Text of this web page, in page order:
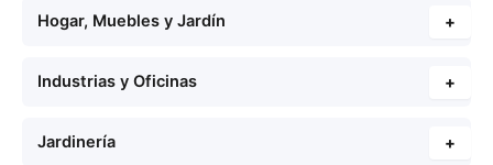
Hogar, Muebles y Jardín +
Industrias y Oficinas +
Jardinería +